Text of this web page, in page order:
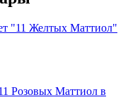
"11 Желтых Маттиол"
Розовых Маттиол в